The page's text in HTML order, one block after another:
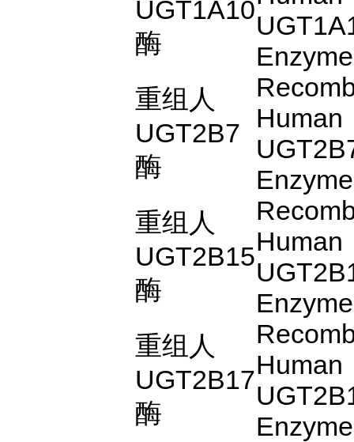
UGT1A10
酶
Enzyme
重组人
UGT2B7
酶
Human
Enzyme
重组人
UGT2B15
酶
Human
Enzyme
重组人
UGT2B17
酶
Human
Enzyme